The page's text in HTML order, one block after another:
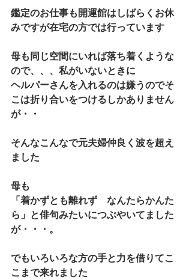
鑑定のお仕事も開運館はしばらくお休
みですが在宅の方では行っています
母も同じ空間にいれば落ち着くような
ので、、、私がいないときに
ヘルパーさんを入れるのは嫌うのでそ
こは折り合いをつけるしかありません
が・・
そんなこんなで元夫婦仲良く波を超え
ました
母も
「着かずとも離れず　なんたらかんた
ら」と俳句みたいにつぶやいてました
が・・・。
でもいろいろな方の手と力を借りてこ
こまで来れました